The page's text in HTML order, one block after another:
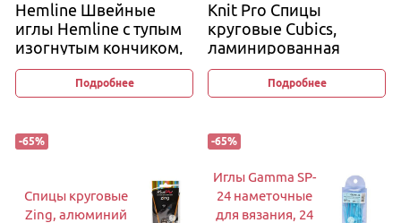
Hemline Швейные
иглы Hemline с тупым
изогнутым кончиком,
2 шт, пластик
Подробнее
Knit Pro Спицы
круговые Cubics,
ламинированная
береза
Подробнее
-65%
Спицы круговые
Zing, алюминий
-65%
Иглы Gamma SP-
24 наметочные
для вязания, 24